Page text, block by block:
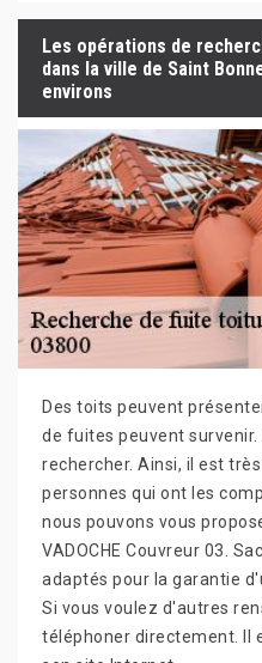
Les opérations de
dans la ville de Saint
environs
Des toits peuvent
de fuites peuvent survenir.
rechercher. Ainsi, il est
personnes qui ont les
nous pouvons vous
VADOCHE Couvreur 03.
adaptés pour la garantie
Si vous voulez d'autres
téléphoner directement. Il